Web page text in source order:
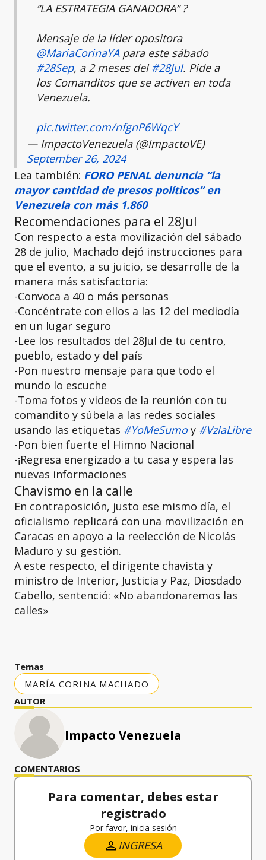
“LA ESTRATEGIA GANADORA” ?️
Mensaje de la líder opositora
@MariaCorinaYApara este sábado
#28Sep, a 2 meses del#28Jul. Pide a
los Comanditos que se activen en toda
Venezuela.
pic.twitter.com/nfgnP6WqcY
— ImpactoVenezuela (@ImpactoVE)
September 26, 2024
Lea también: FORO PENAL denuncia “la
mayor cantidad de presos políticos” en
Venezuela con más 1.860
Recomendaciones para el 28Jul
Con respecto a esta movilización del sábado
28 de julio, Machado dejó instrucciones para
que el evento, a su juicio, se desarrolle de la
manera más satisfactoria:
-Convoca a 40 o más personas
-Concéntrate con ellos a las 12 del mediodía
en un lugar seguro
-Lee los resultados del 28Jul de tu centro,
pueblo, estado y del país
-Pon nuestro mensaje para que todo el
mundo lo escuche
-Toma fotos y videos de la reunión con tu
comandito y súbela a las redes sociales
usando las etiquetas #YoMeSumoy #VzlaLibre
-Pon bien fuerte el Himno Nacional
-¡Regresa energizado a tu casa y espera las
nuevas informaciones
Chavismo en la calle
En contraposición, justo ese mismo día, el
oficialismo replicará con una movilización en
Caracas en apoyo a la reelección de Nicolás
Maduro y su gestión.
A este respecto, el dirigente chavista y
ministro de Interior, Justicia y Paz, Diosdado
Cabello, sentenció: «No abandonaremos las
calles»
Temas
MARÍA CORINA MACHADO
AUTOR
Impacto Venezuela
COMENTARIOS
Para comentar, debes estar
registrado
Por favor, inicia sesión
INGRESA